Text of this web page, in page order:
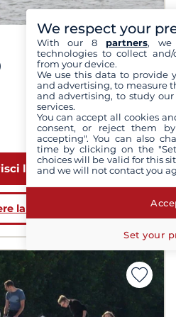
8,0 /10
a partire da 1 139 €
le date
la barca
We respect your
With our 8 partners, we
technologies to collect
from your device.
We use this data to provide
and advertising, to measure
and advertising, to study
services.
You can accept all cookies
consent, or reject them
accepting". You can also
time by clicking on the
choices will be valid for this
and we will not contact you
Set your